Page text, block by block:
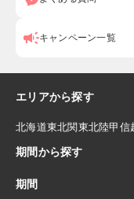
キャンペーン一覧
エリアから探す
北海道東北関東北陸甲信
期間から探す
期間